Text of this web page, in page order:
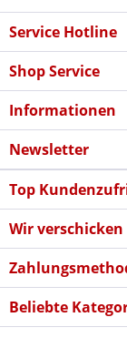
Service Hotline
Shop Service
Informationen
Newsletter
Top
Wir
Beliebte